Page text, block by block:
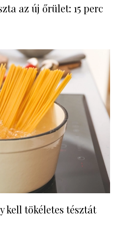
az új őrület: 15 perc
kell tökéletes tésztát